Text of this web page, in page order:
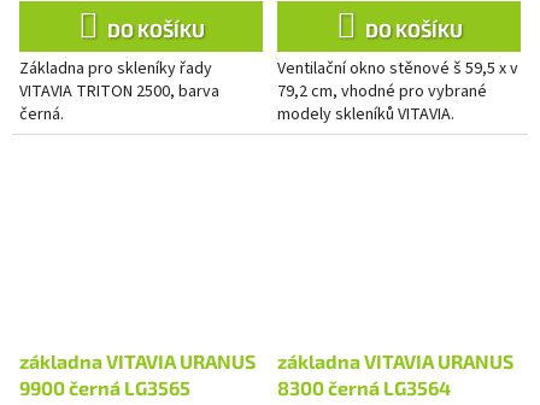
DO KOŠÍKU
Základna pro skleníky řady
VITAVIA TRITON 2500, barva
černá.
DO KOŠÍKU
Ventilační okno stěnové š 59,5 x v
79,2 cm, vhodné pro vybrané
modely skleníků VITAVIA.
základna VITAVIA URANUS
9900 černá LG3565
základna VITAVIA URANUS
8300 černá LG3564